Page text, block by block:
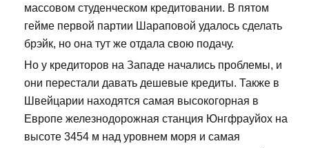
массовом студенческом кредитовании. В пятом
гейме первой партии Шараповой удалось сделать
брэйк, но она тут же отдала свою подачу.
Но у кредиторов на Западе начались проблемы, и
они перестали давать дешевые кредиты. Также в
Швейцарии находятся самая высокогорная в
Европе железнодорожная станция Юнгфрауйох на
высоте 3454 м над уровнем моря и самая